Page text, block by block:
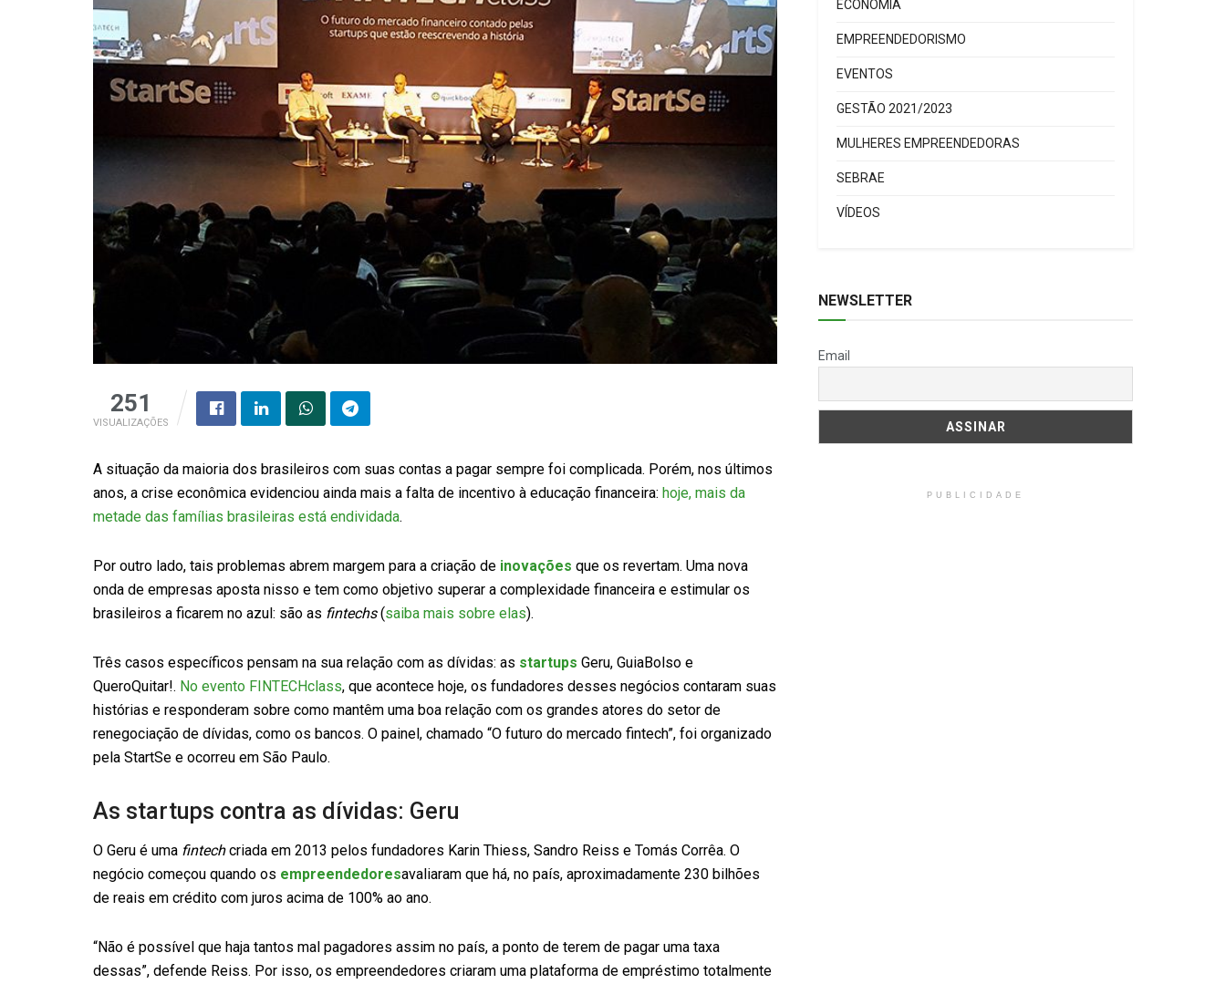
251
VISUALIZAÇÕES
A situação da maioria dos brasileiros com suas contas a pagar sempre foi complicada. Porém, nos últimos
anos, a crise econômica evidenciou ainda mais a falta de incentivo à educação financeira: hoje, mais da
metade das famílias brasileiras está endividada.
Por outro lado, tais problemas abrem margem para a criação de inovações que os revertam. Uma nova
onda de empresas aposta nisso e tem como objetivo superar a complexidade financeira e estimular os
brasileiros a ficarem no azul: são as fintechs(saiba mais sobre elas).
Três casos específicos pensam na sua relação com as dívidas: as startups Geru, GuiaBolso e
QueroQuitar!. No evento FINTECHclass, que acontece hoje, os fundadores desses negócios contaram suas
histórias e responderam sobre como mantêm uma boa relação com os grandes atores do setor de
renegociação de dívidas, como os bancos. O painel, chamado “O futuro do mercado fintech”, foi organizado
pela StartSe e ocorreu em São Paulo.
As startups contra as dívidas: Geru
O Geru é uma fintechcriada em 2013 pelos fundadores Karin Thiess, Sandro Reiss e Tomás Corrêa. O
negócio começou quando os empreendedoresavaliaram que há, no país, aproximadamente 230 bilhões
de reais em crédito com juros acima de 100% ao ano.
“Não é possível que haja tantos mal pagadores assim no país, a ponto de terem de pagar uma taxa
dessas”, defende Reiss. Por isso, os empreendedores criaram uma plataforma de empréstimo totalmente
ECONOMIA
EMPREENDEDORISMO
EVENTOS
GESTÃO 2021/2023
MULHERES EMPREENDEDORAS
SEBRAE
VÍDEOS
NEWSLETTER
Email
PUBLICIDADE